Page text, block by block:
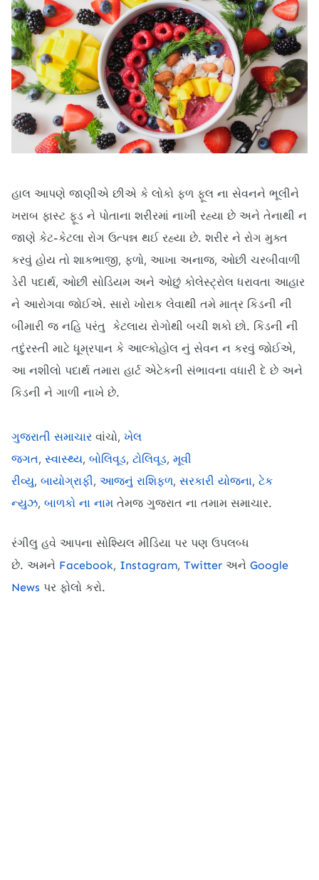
હાલ આપણે જાણીએ છીએ કે લોકો ફળ ફૂલ ના સેવનને ભૂલીને
ખરાબ ફાસ્ટ ફૂડ ને પોતાના શરીરમાં નાખી રહ્યા છે અને તેનાથી ન
જાણે કેટ-કેટલા રોગ ઉત્પન્ન થઈ રહ્યા છે. શરીર ને રોગ મુક્ત
કરવું હોય તો શાકભાજી, ફળો, આખા અનાજ, ઓછી ચરબીવાળી
ડેરી પદાર્થ, ઓછી સોડિયમ અને ઓછું કોલેસ્ટ્રોલ ધરાવતા આહાર
ને આરોગવા જોઈએ. સારો ખોરાક લેવાથી તમે માત્ર કિડની ની
બીમારી જ નહિ પરંતુ કેટલાય રોગોથી બચી શકો છો. કિડની ની
તદુંરસ્તી માટે ધૂમ્રપાન કે આલ્કોહોલ નું સેવન ન કરવું જોઈએ,
આ નશીલો પદાર્થ તમારા હાર્ટ એટેકની સંભાવના વધારી દે છે અને
કિડની ને ગાળી નાખે છે.
ગુજરાતી સમાચાર વાંચો, ખેલ
જગત, સ્વાસ્થ્ય, બોલિવૂડ, ટોલિવૂડ, મૂવી
રીવ્યુ, બાયોગ્રાફી, આજનું રાશિફળ, સરકારી યોજના, ટેક
ન્યુઝ, બાળકો ના નામ તેમજ ગુજરાત ના તમામ સમાચાર.
રંગીલુ હવે આપના સોશ્યિલ મીડિયા પર પણ ઉપલબ્ધ
છે. અમને Facebook, Instagram, Twitter અને Google
News પર ફોલો કરો.